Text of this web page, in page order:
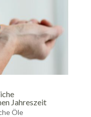
Jahreszeit
Öle